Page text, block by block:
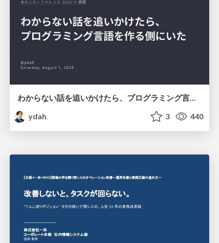
わからない話を追いかけたら、プログラミング言語を作る側にいた
ydah
3 440